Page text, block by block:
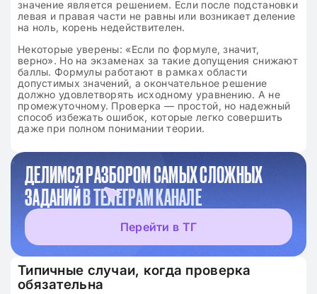
значение является решением. Если после подстановки
левая и правая части не равны или возникает деление
на ноль, корень недействителен.
Некоторые уверены: «Если по формуле, значит,
верно». Но на экзаменах за такие допущения снижают
баллы. Формулы работают в рамках области
допустимых значений, а окончательное решение
должно удовлетворять исходному уравнению. А не
промежуточному. Проверка — простой, но надежный
способ избежать ошибок, которые легко совершить
даже при полном понимании теории.
ДЕЛИМСЯ РАЗБОРОМ САМЫХ СЛОЖНЫХ
ЗАДАНИЙВ ТЕЛЕГРАМ КАНАЛЕ
Перейти в ТГ
Типичные случаи, когда проверка
обязательна